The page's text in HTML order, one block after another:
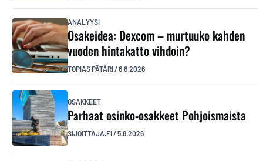
ANALYYSI
Osakeidea: Dexcom – murtuuko kahden
vuoden hintakatto vihdoin?
TOPIAS PÄTÄRI/6.8.2026
OSAKKEET
Parhaat osinko-osakkeet Pohjoismaista
SIJOITTAJA.FI/5.8.2026